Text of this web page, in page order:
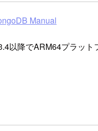
Manual
以降でARM64プラッ